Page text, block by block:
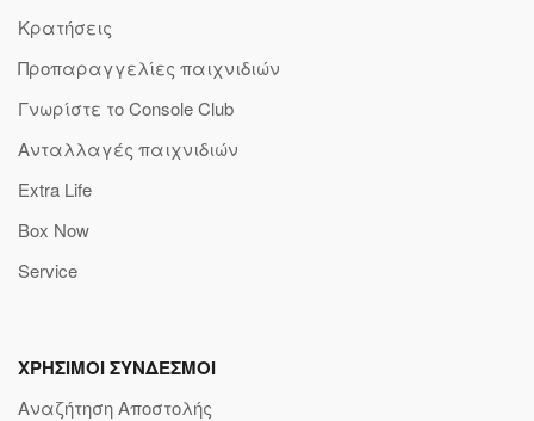
Κρατήσεις
Προπαραγγελίες παιχνιδιών
Γνωρίστε το Console Club
Ανταλλαγές παιχνιδιών
Extra Life
Box Now
Service
ΧΡΗΣΙΜΟΙ ΣΥΝΔΕΣΜΟΙ
Αναζήτηση Αποστολής